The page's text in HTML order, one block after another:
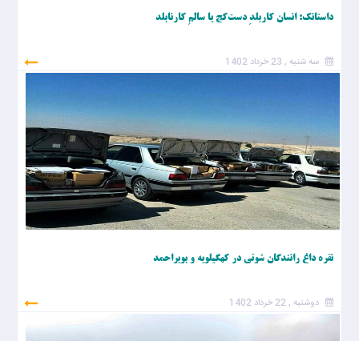
داستانک: انسان کاربلدِ دست‌کج یا سالمِ کارنابلد
سه شنبه , 23 خرداد 1402
نقره داغ رانندگان شوتی در کهگیلویه و بویراحمد
دوشنبه , 22 خرداد 1402